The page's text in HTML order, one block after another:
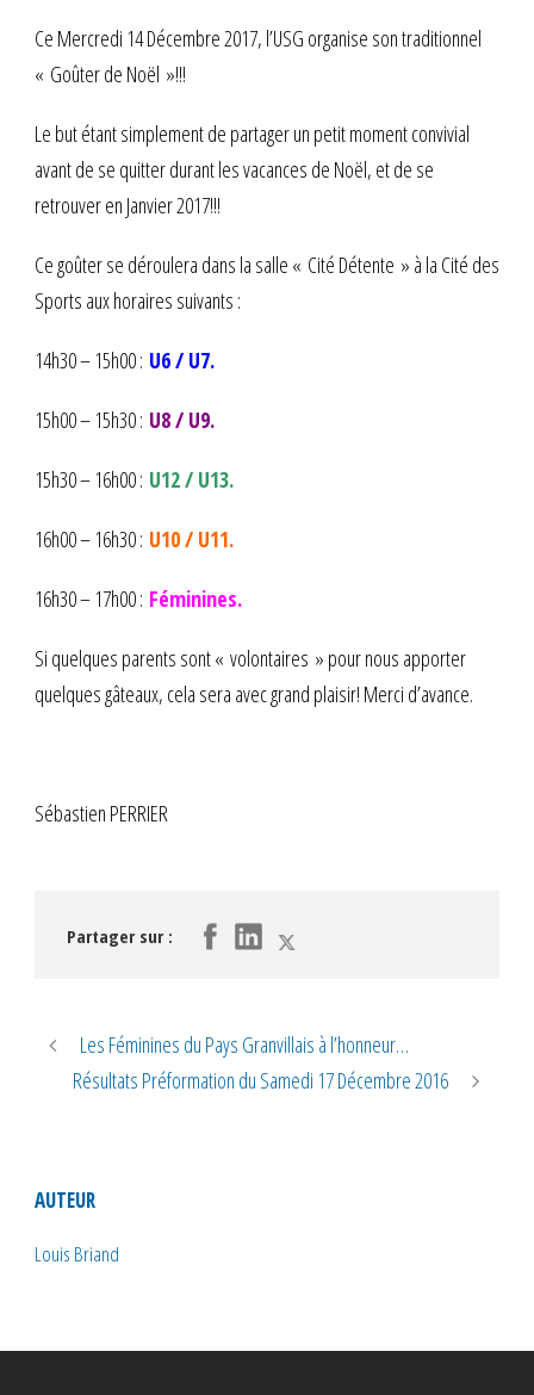
Ce Mercredi 14 Décembre 2017, l’USG organise son traditionnel
« Goûter de Noël »!!!
Le but étant simplement de partager un petit moment convivial
avant de se quitter durant les vacances de Noël, et de se
retrouver en Janvier 2017!!!
Ce goûter se déroulera dans la salle « Cité Détente » à la Cité des
Sports aux horaires suivants :
14h30 – 15h00 : U6 / U7.
15h00 – 15h30 : U8 / U9.
15h30 – 16h00 : U12 / U13.
16h00 – 16h30 : U10 / U11.
16h30 – 17h00 : Féminines.
Si quelques parents sont « volontaires » pour nous apporter
quelques gâteaux, cela sera avec grand plaisir! Merci d’avance.
Sébastien PERRIER
Partager sur :
Les Féminines du Pays Granvillais à l’honneur…
Résultats Préformation du Samedi 17 Décembre 2016
AUTEUR
Louis Briand